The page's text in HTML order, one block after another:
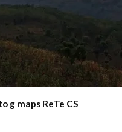
g maps ReTe CS